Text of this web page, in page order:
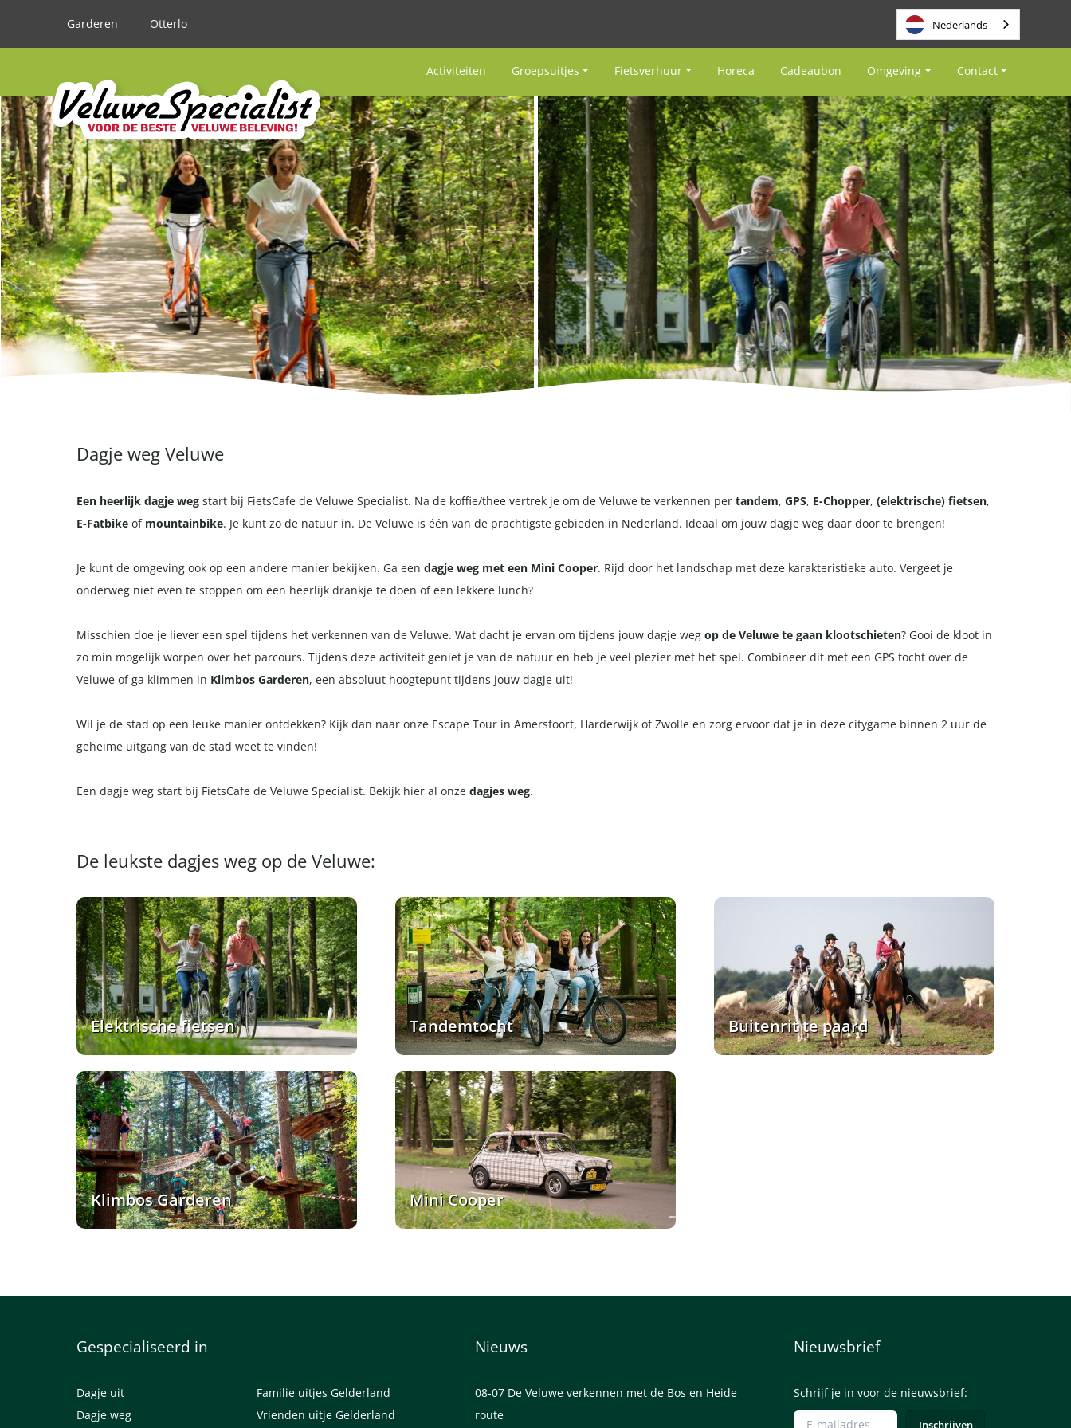
Garderen Otterlo Nederlands
Activiteiten Groepsuitjes Fietsverhuur Horeca Cadeaubon Omgeving Contact
Dagje weg Veluwe
Een heerlijk dagje weg start bij FietsCafe de Veluwe Specialist. Na de koffie/thee vertrek je om de Veluwe te verkennen per tandem, GPS, E-Chopper, (elektrische) fietsen,
E-Fatbike of mountainbike. Je kunt zo de natuur in. De Veluwe is één van de prachtigste gebieden in Nederland. Ideaal om jouw dagje weg daar door te brengen!
Je kunt de omgeving ook op een andere manier bekijken. Ga een dagje weg met een Mini Cooper. Rijd door het landschap met deze karakteristieke auto. Vergeet je
onderweg niet even te stoppen om een heerlijk drankje te doen of een lekkere lunch?
Misschien doe je liever een spel tijdens het verkennen van de Veluwe. Wat dacht je ervan om tijdens jouw dagje weg op de Veluwe te gaan klootschieten? Gooi de kloot in
zo min mogelijk worpen over het parcours. Tijdens deze activiteit geniet je van de natuur en heb je veel plezier met het spel. Combineer dit met een GPS tocht over de
Veluwe of ga klimmen in Klimbos Garderen, een absoluut hoogtepunt tijdens jouw dagje uit!
Wil je de stad op een leuke manier ontdekken? Kijk dan naar onze Escape Tour in Amersfoort, Harderwijk ofZwolle en zorg ervoor dat je in deze citygame binnen 2 uur de
geheime uitgang van de stad weet te vinden!
Een dagje weg start bij FietsCafe de Veluwe Specialist. Bekijk hier al onze dagjes weg.
De leukste dagjes weg op de Veluwe:
Elektrische fietsen Tandemtocht Buitenrit te paard
Klimbos Garderen Mini Cooper
Gespecialiseerd in
Dagje uit
Dagje weg
Familie uitjes Gelderland
Vrienden uitje Gelderland
Nieuws
08-07 De Veluwe verkennen met de Bos en Heide
route
Nieuwsbrief
Schrijf je in voor de nieuwsbrief: